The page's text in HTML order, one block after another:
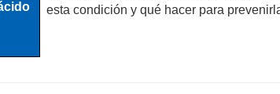
esta condición y qué hacer para